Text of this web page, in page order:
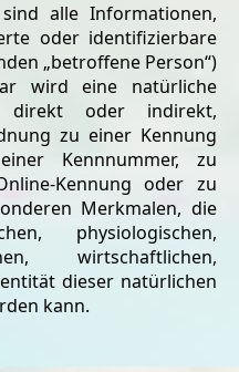
alle Informationen,
oder identifizierbare
„betroffene Person“)
wird eine natürliche
direkt oder indirekt,
zu einer Kennung
Kennnummer, zu
Kennung oder zu
Merkmalen, die
physiologischen,
wirtschaftlichen,
dieser natürlichen
kann.